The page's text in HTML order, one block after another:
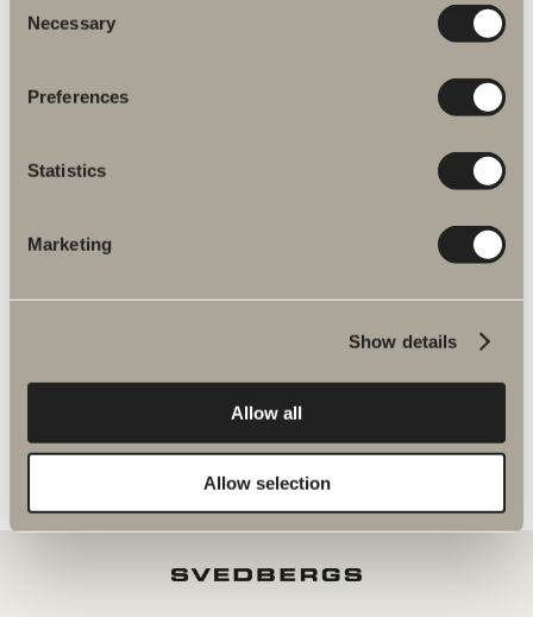
Selection
Necessary
Preferences
Statistics
Marketing
Show details
Allow all
Allow selection
Flere produkter inden for Reservedele